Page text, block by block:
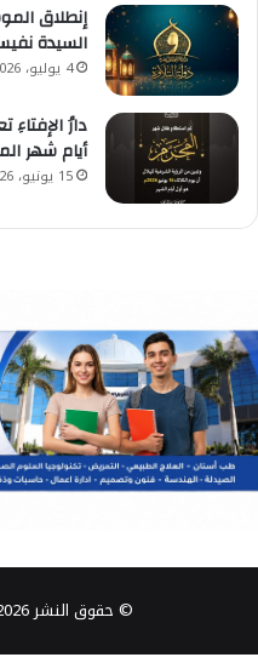
إنطلاق
السيدة
4 يوليو، 2026
أيام شهر المحرم
15 يونيو، 2026
© حقوق النشر 2026، جميع الحقوق محفوظة